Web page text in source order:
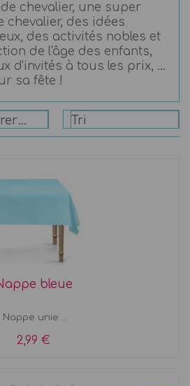
chevalier, une super
chevalier, des idées
des activités nobles et
de l'âge des enfants,
d'invités à tous les prix, ...
sa fête !
Tri
Montrer: 24
bleue
Nappe unie ...
2,99 €